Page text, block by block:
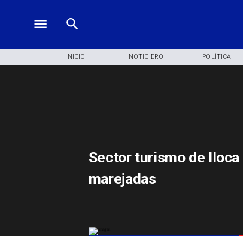
INICIO NOTICIERO POLÍTICA
Sector turismo de
marejadas